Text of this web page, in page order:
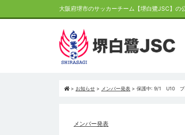
大阪府堺市のサッカーチーム【堺白鷺JSC】の
> お知らせ > メンバー発表 > 保護中: 9/1 U10 ブ
メンバー発表